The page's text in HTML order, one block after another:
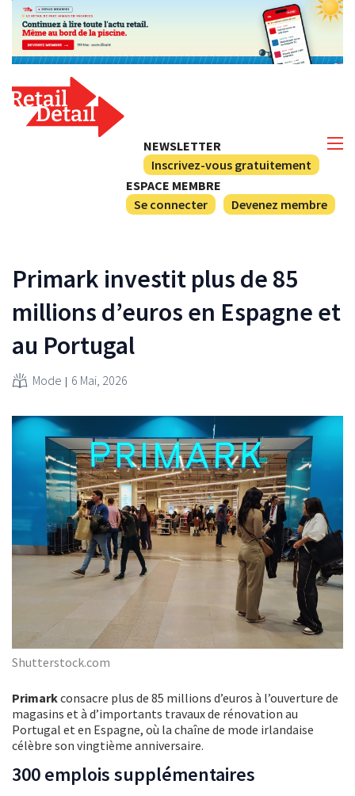
NEWSLETTER
Inscrivez-vous gratuitement
ESPACE MEMBRE
Se connecter
Devenez membre
Primark investit plus de 85
millions d’euros en Espagne et
au Portugal
Mode 6 Mai, 2026
Shutterstock.com
Primarkconsacre plus de 85 millions d’euros à l’ouverture de
magasins et à d’importants travaux de rénovation au
Portugal et en Espagne, où la chaîne de mode irlandaise
célèbre son vingtième anniversaire.
300 emplois supplémentaires